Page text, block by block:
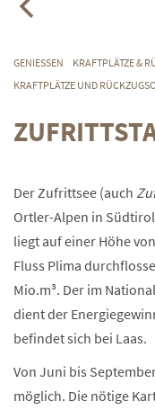
GENIESSEN
KRAFTPLÄTZE &
KRAFTPLÄTZE UND
Der Zufrittsee (auch
Ortler-Alpen in
liegt auf einer Höhe von
Fluss Plima
Mio.m³. Der im
dient der
befindet sich bei Laas.
Von Juni bis
möglich. Die nötige